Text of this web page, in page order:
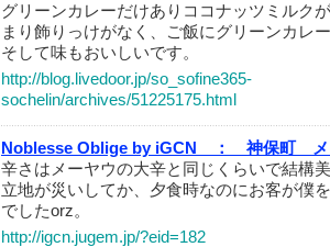
グリーンカレーだけありココナッツミルク
まり飾りっけがなく、ご飯にグリーンカレ
そして味もおいしいです。
http://blog.livedoor.jp/so_sofine365-
sochelin/archives/51225175.html
Noblesse Oblige by iGCN ：
神保町 メ
辛さはメーヤウの大辛と同じくらいで結構
立地が災いしてか、夕食時なのにお客が僕
でしたorz。
http://igcn.jugem.jp/?eid=182